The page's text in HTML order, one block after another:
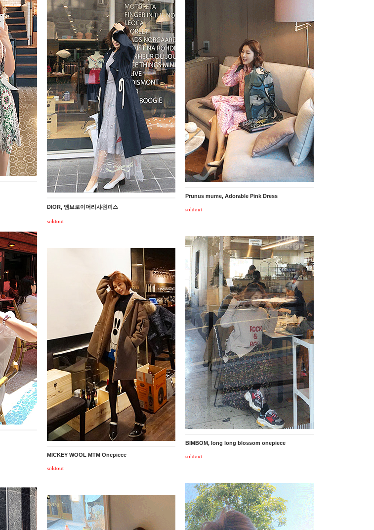
Prunus mume, Adorable Pink Dress
soldout
DIOR, 엠브로이더리샤원피스
soldout
BIMBOM, long long blossom onepiece
soldout
MICKEY WOOL MTM Onepiece
soldout